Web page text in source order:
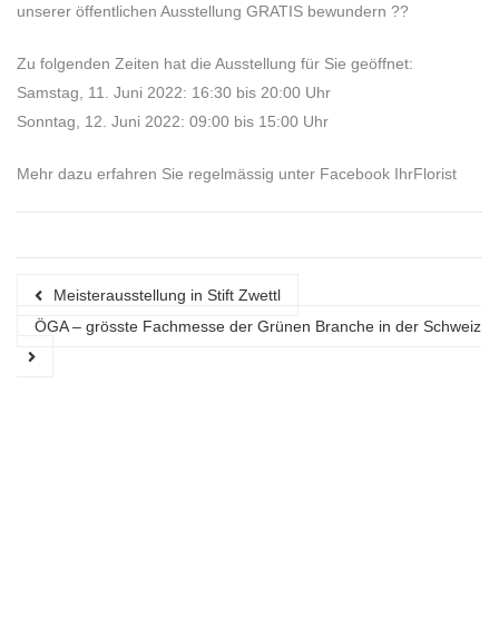
unserer öffentlichen Ausstellung GRATIS bewundern ??
Zu folgenden Zeiten hat die Ausstellung für Sie geöffnet:
Samstag, 11. Juni 2022: 16:30 bis 20:00 Uhr
Sonntag, 12. Juni 2022: 09:00 bis 15:00 Uhr
Mehr dazu erfahren Sie regelmässig unter Facebook IhrFlorist
Meisterausstellung in Stift Zwettl
ÖGA – grösste Fachmesse der Grünen Branche in der Schweiz